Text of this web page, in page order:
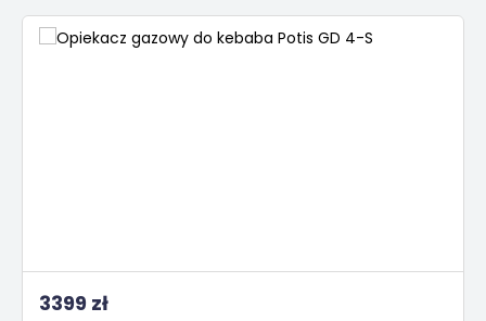
3399 zł